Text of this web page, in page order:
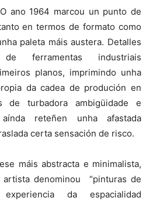
ano 1964 marcou un punto de
en termos de formato como
paleta máis austera. Detalles
de ferramentas industriais
planos, imprimindo unha
da cadea de produción en
de turbadora ambigüidade e
reteñen unha afastada
certa sensación de risco.
máis abstracta e minimalista,
denominou “pinturas de
da espacialidad